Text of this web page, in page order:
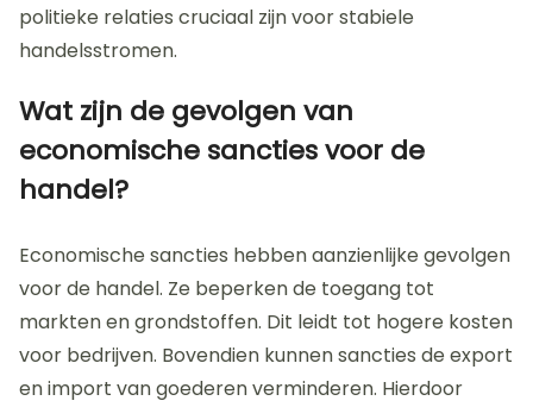
politieke relaties cruciaal zijn voor stabiele
handelsstromen.
Wat zijn de gevolgen van
economische sancties voor de
handel?
Economische sancties hebben aanzienlijke gevolgen
voor de handel. Ze beperken de toegang tot
markten en grondstoffen. Dit leidt tot hogere kosten
voor bedrijven. Bovendien kunnen sancties de export
en import van goederen verminderen. Hierdoor